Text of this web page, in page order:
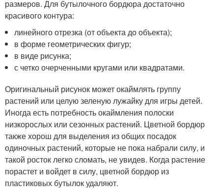
размеров. Для бутылочного бордюра достаточно
красивого контура:
линейного отрезка (от объекта до объекта);
в форме геометрических фигур;
в виде рисунка;
с четко очерченными кругами или квадратами.
Оригинальный рисунок может окаймлять группу
растений или целую зеленую лужайку для игры детей.
Иногда есть потребность окаймления полоски
низкорослых или сезонных растений. Цветной бордюр
также хорош для выделения из общих посадок
одиночных растений, которые не пока набрали силу, и
такой росток легко сломать, не увидев. Когда растение
порастет и войдет в силу, цветной бордюр из
пластиковых бутылок удаляют.